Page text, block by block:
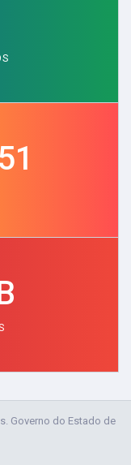
Governo do Estado de